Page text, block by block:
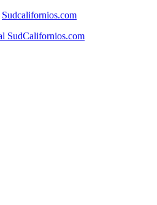
Sudcalifornios.com